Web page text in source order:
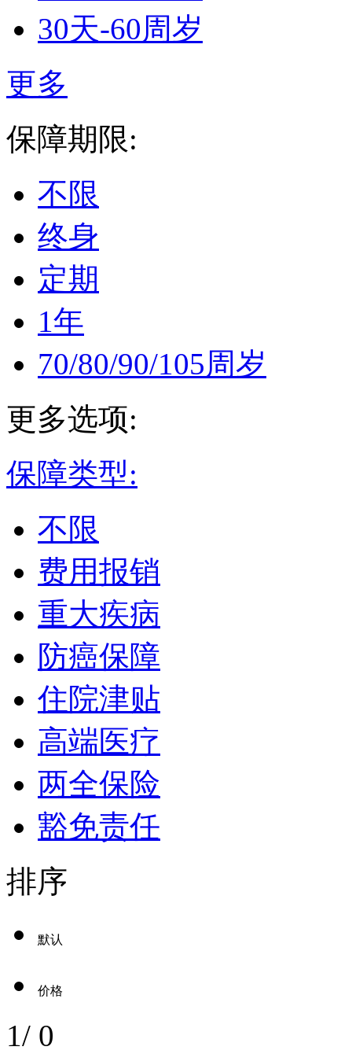
30天-60周岁
更多
保障期限:
不限
终身
定期
1年
70/80/90/105周岁
更多选项:
保障类型:
不限
费用报销
重大疾病
防癌保障
住院津贴
高端医疗
两全保险
豁免责任
排序
默认
价格
1/ 0